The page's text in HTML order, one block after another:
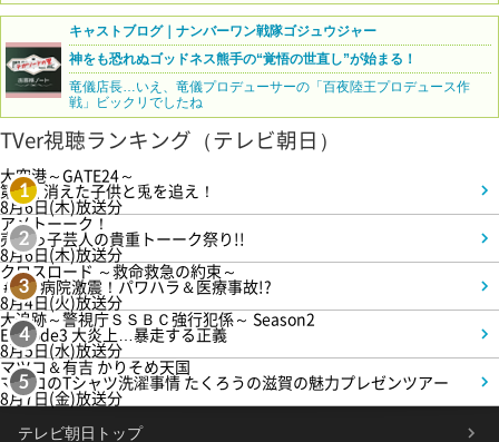
キャストブログ｜ナンバーワン戦隊ゴジュウジャー
神をも恐れぬゴッドネス熊手の“覚悟の世直し”が始まる！
竜儀店長…いえ、竜儀プロデューサーの「百夜陸王プロデュース作
戦」ビックリでしたね
TVer視聴ランキング（テレビ朝日）
1
大空港～GATE24～
第3話 消えた子供と兎を追え！
8月6日(木)放送分
2
アメトーーク！
売れっ子芸人の貴重トーーク祭り!!
8月6日(木)放送分
3
クロスロード ～救命救急の約束～
＃5 病院激震！パワハラ＆医療事故!?
8月4日(火)放送分
4
大追跡～警視庁ＳＳＢＣ強行犯係～ Season2
Episode3 大炎上…暴走する正義
8月5日(水)放送分
5
マツコ＆有吉 かりそめ天国
マツコのTシャツ洗濯事情 たくろうの滋賀の魅力プレゼンツアー
8月7日(金)放送分
テレビ朝日トップ